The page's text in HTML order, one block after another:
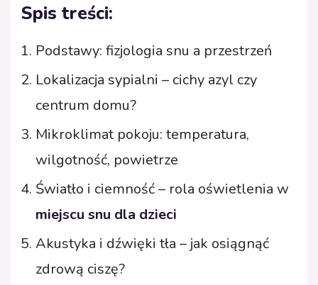
Spis treści:
Podstawy: fizjologia snu a przestrzeń
Lokalizacja sypialni – cichy azyl czy
centrum domu?
Mikroklimat pokoju: temperatura,
wilgotność, powietrze
Światło i ciemność – rola oświetlenia w
miejscu snu dla dzieci
Akustyka i dźwięki tła – jak osiągnąć
zdrową ciszę?